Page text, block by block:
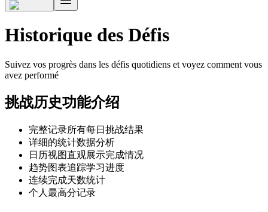
Historique des Défis
Suivez vos progrès dans les défis quotidiens et voyez comment vous
avez performé
挑战历史功能介绍
完整记录所有每日挑战结果
详细的统计数据分析
日历视图直观展示完成情况
趋势图表追踪学习进度
连续完成天数统计
个人最高分记录